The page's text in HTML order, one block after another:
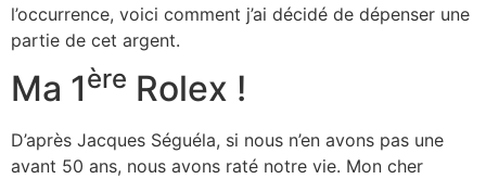
l’occurrence, voici comment j’ai décidé de dépenser une
partie de cet argent.
Ma 1ère Rolex !
D’après Jacques Séguéla, si nous n’en avons pas une
avant 50 ans, nous avons raté notre vie. Mon cher